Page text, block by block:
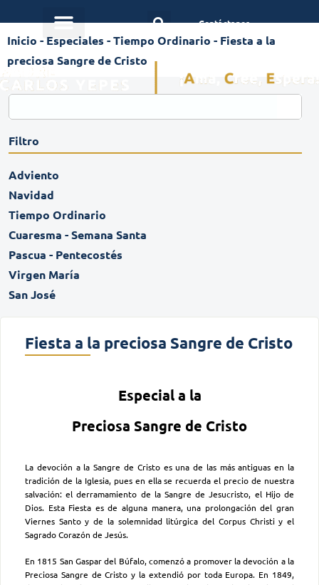
Contáctanos
Inicio - Especiales -Tiempo Ordinario - Fiesta a la
preciosa Sangre de Cristo
Filtro
Adviento
Navidad
Tiempo Ordinario
Cuaresma - Semana Santa
Pascua - Pentecostés
Virgen María
San José
Fiesta a la preciosa Sangre de Cristo
Especial a la
Preciosa Sangre de Cristo
La devoción a la Sangre de Cristo es una de las más antiguas en la
tradición de la Iglesia, pues en ella se recuerda el precio de nuestra
salvación: el derramamiento de la Sangre de Jesucristo, el Hijo de
Dios. Esta Fiesta es de alguna manera, una prolongación del gran
Viernes Santo y de la solemnidad litúrgica del Corpus Christi y el
Sagrado Corazón de Jesús.
En 1815 San Gaspar del Búfalo, comenzó a promover la devoción a la
Preciosa Sangre de Cristo y la extendió por toda Europa. En 1849,